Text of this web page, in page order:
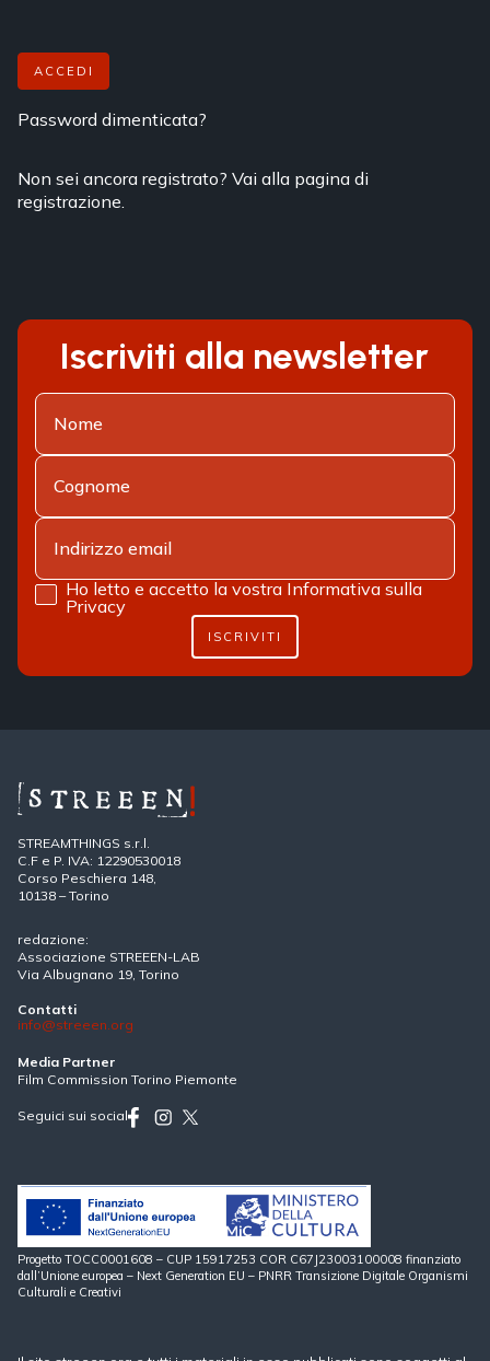
ACCEDI
Password dimenticata?
Non sei ancora registrato? Vai alla pagina di
registrazione.
Iscriviti alla newsletter
Ho letto e accetto la vostra Informativa sulla
Privacy
ISCRIVITI
STREAMTHINGS s.r.l.
C.F e P. IVA: 12290530018
Corso Peschiera 148,
10138 – Torino
redazione:
Associazione STREEEN-LAB
Via Albugnano 19, Torino
Contatti
info@streeen.org
Media Partner
Film Commission Torino Piemonte
Seguici sui social
Progetto TOCC0001608 – CUP 15917253 COR C67J23003100008 finanziato
dall’Unione europea – Next Generation EU – PNRR Transizione Digitale Organismi
Culturali e Creativi